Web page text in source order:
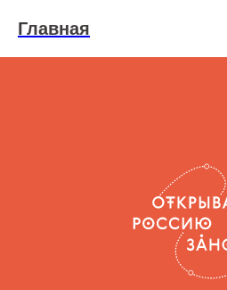
Главная
Контакты